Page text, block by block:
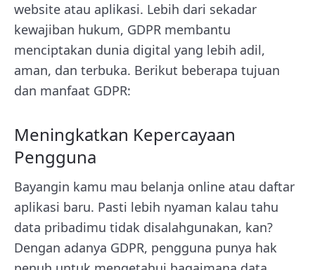
website atau aplikasi. Lebih dari sekadar
kewajiban hukum, GDPR membantu
menciptakan dunia digital yang lebih adil,
aman, dan terbuka. Berikut beberapa tujuan
dan manfaat GDPR:
Meningkatkan Kepercayaan
Pengguna
Bayangin kamu mau belanja online atau daftar
aplikasi baru. Pasti lebih nyaman kalau tahu
data pribadimu tidak disalahgunakan, kan?
Dengan adanya GDPR, pengguna punya hak